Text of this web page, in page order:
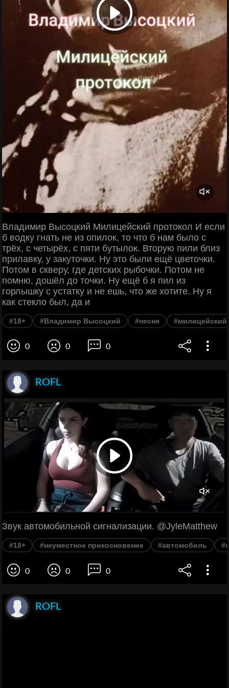
Владимир Высоцкий Милицейский протокол И если
б водку гнать не из опилок, то что б нам было с
трёх, с четырёх, с пяти бутылок. Вторую пили близ
прилавку, у закуточки. Ну это были ещё цветочки.
Потом в скверу, где детских рыбочки. Потом не
помню, дошёл до точки. Ну ещё б я пил из
горлышку с устатку и не ешь, что же хотите. Ну я
как стекло был, да и
#18+ #Владимир Высоцкий #песня #милицейский
0 0 0
ROFL
Звук автомобильной сигнализации. @JyleMatthew
#18+ #неуместное прикосновение #автомобиль
0 0 0
ROFL